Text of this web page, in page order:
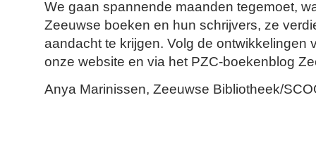
We gaan spannende maanden tegemoet,
Zeeuwse boeken en hun schrijvers, ze
aandacht te krijgen. Volg de ontwikkelingen
onze website en via het PZC-boekenblog
Anya Marinissen, Zeeuwse Bibliotheek/